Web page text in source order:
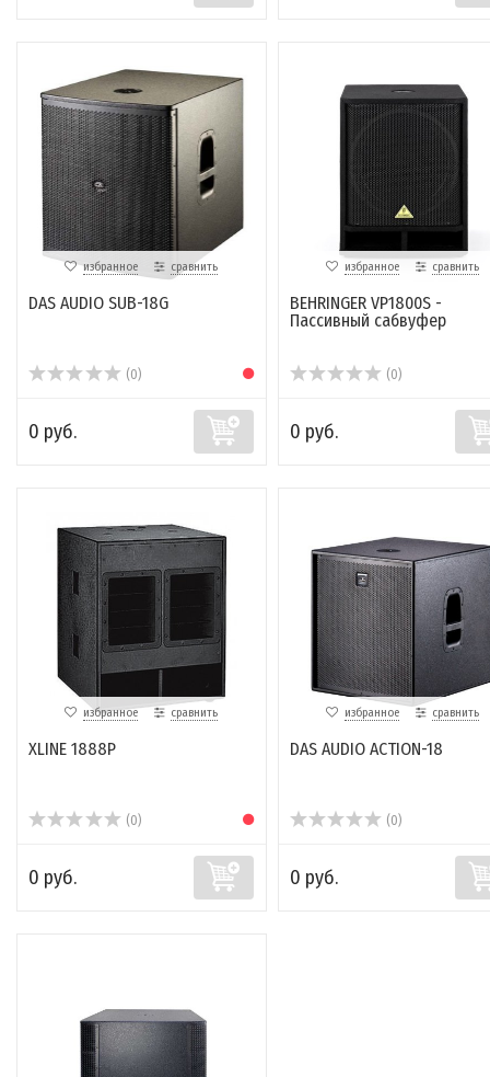
избранное сравнить
DAS AUDIO SUB-18G
(0)
0 руб.
избранное сравнить
BEHRINGER VP1800S -
Пассивный сабвуфер
(0)
0 руб.
избранное сравнить
XLINE 1888P
(0)
0 руб.
избранное сравнить
DAS AUDIO ACTION-18
(0)
0 руб.